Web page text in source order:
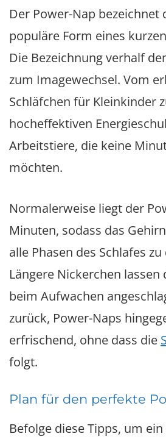
Der Power-Nap bezeichnet
populäre Form eines
Die Bezeichnung verhalf
zum Imagewechsel. Vom
Schläfchen für Kleinkinder
hocheffektiven
Arbeitstiere, die keine
möchten.
Normalerweise liegt der
Minuten, sodass das
alle Phasen des Schlafes
Längere Nickerchen lassen
beim Aufwachen
zurück, Power-Naps
erfrischend, ohne dass die
folgt.
Plan für den perfekte
Befolge diese Tipps, um